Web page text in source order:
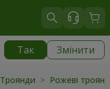
Так Змінити
Троянди > Рожеві